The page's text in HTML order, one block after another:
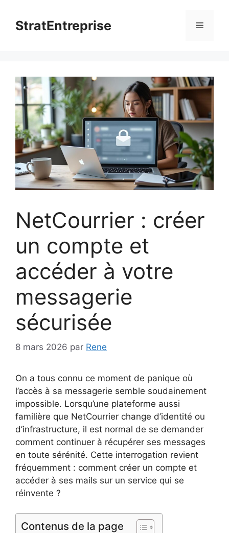
contenuStratEntreprise Menu
NetCourrier : créer
un compte et
accéder à votre
messagerie
sécurisée
8 mars 2026 par Rene
On a tous connu ce moment de panique où
l’accès à sa messagerie semble soudainement
impossible. Lorsqu’une plateforme aussi
familière que NetCourrier change d’identité ou
d’infrastructure, il est normal de se demander
comment continuer à récupérer ses messages
en toute sérénité. Cette interrogation revient
fréquemment : comment créer un compte et
accéder à ses mails sur un service qui se
réinvente ?
Contenus de la page